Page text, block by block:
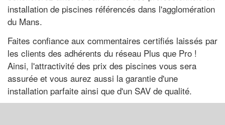
installation de piscines référencés dans l'agglomération
du Mans.
Faites confiance aux commentaires certifiés laissés par
les clients des adhérents du réseau Plus que Pro !
Ainsi, l'attractivité des prix des piscines vous sera
assurée et vous aurez aussi la garantie d'une
installation parfaite ainsi que d'un SAV de qualité.